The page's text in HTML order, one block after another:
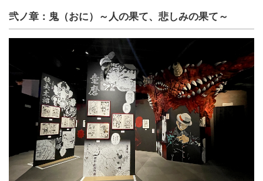
弐ノ章：鬼（おに）～人の果て、悲しみの果て～